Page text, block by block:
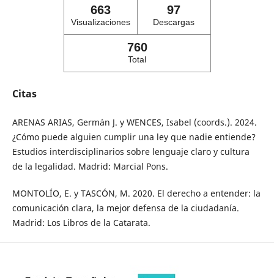
663
Visualizaciones
97
Descargas
760
Total
Citas
ARENAS ARIAS, Germán J. y WENCES, Isabel (coords.). 2024.
¿Cómo puede alguien cumplir una ley que nadie entiende?
Estudios interdisciplinarios sobre lenguaje claro y cultura
de la legalidad. Madrid: Marcial Pons.
MONTOLÍO, E. y TASCÓN, M. 2020. El derecho a entender: la
comunicación clara, la mejor defensa de la ciudadanía.
Madrid: Los Libros de la Catarata.